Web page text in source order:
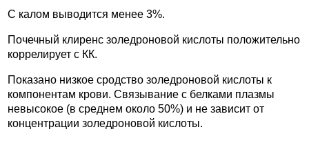
С калом выводится менее 3%.
Почечный клиренс золедроновой кислоты положительно
коррелирует с КК.
Показано низкое сродство золедроновой кислоты к
компонентам крови. Связывание с белками плазмы
невысокое (в среднем около 50%) и не зависит от
концентрации золедроновой кислоты.